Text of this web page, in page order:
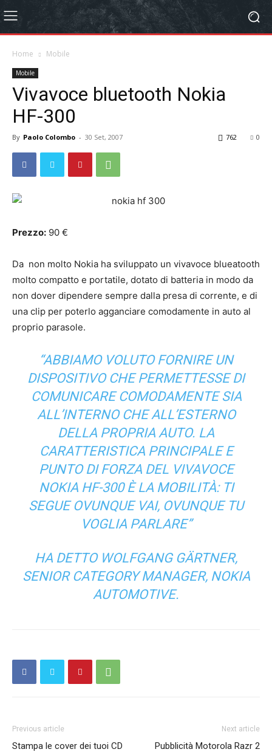
Home Mobile
Mobile
Vivavoce bluetooth Nokia
HF-300
By Paolo Colombo - 30 Set, 2007 0
762
Prezzo: 90 €
Da non molto Nokia ha sviluppato un vivavoce blueatooth
molto compatto e portatile, dotato di batteria in modo da
non dover dipendere sempre dalla presa di corrente, e di
una clip per poterlo agganciare comodamente in auto al
proprio parasole.
“ABBIAMO VOLUTO FORNIRE UN
DISPOSITIVO CHE PERMETTESSE DI
COMUNICARE COMODAMENTE SIA
ALL’INTERNO CHE ALL’ESTERNO
DELLA PROPRIA AUTO. LA
CARATTERISTICA PRINCIPALE E
PUNTO DI FORZA DEL VIVAVOCE
NOKIA HF-300 È LA MOBILITÀ: TI
SEGUE OVUNQUE VAI, OVUNQUE TU
VOGLIA PARLARE”
HA DETTO WOLFGANG GÄRTNER,
SENIOR CATEGORY MANAGER, NOKIA
AUTOMOTIVE.
Previous article
Stampa le cover dei tuoi CD
Next article
Pubblicità Motorola Razr 2